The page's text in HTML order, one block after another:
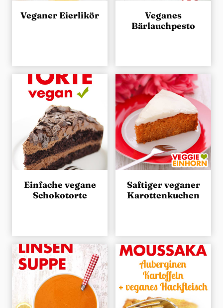
Veganer Eierlikör
Veganes
Bärlauchpesto
Einfache vegane
Schokotorte
Saftiger veganer
Karottenkuchen